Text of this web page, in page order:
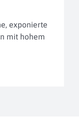
exponierte
mit hohem